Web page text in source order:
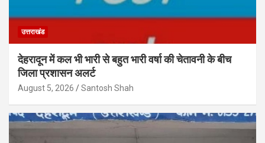
उत्तराखंड
देहरादून में कल भी भारी से बहुत भारी वर्षा की चेतावनी के बीच
जिला प्रशासन अलर्ट
August 5, 2026 Santosh Shah